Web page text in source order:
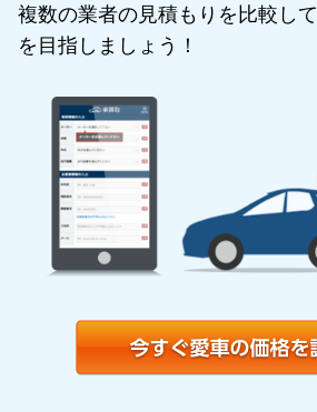
複数の業者の見積もりを比較して
を目指しましょう！